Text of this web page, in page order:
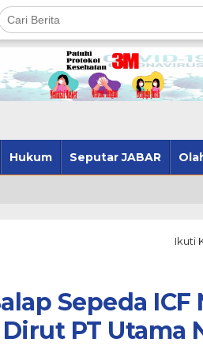
Hukum Seputar JABAR
Ikuti
Sepeda ICF
PT Utama